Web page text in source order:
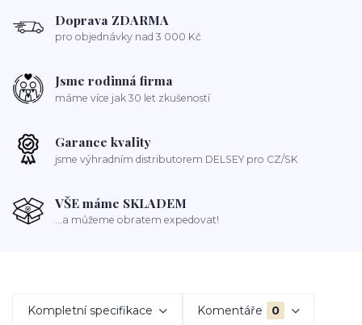
Doprava ZDARMA
pro objednávky nad 3 000 Kč
Jsme rodinná firma
máme více jak 30 let zkušeností
Garance kvality
jsme výhradním distributorem DELSEY pro CZ/SK
VŠE máme SKLADEM
...a můžeme obratem expedovat!
Kompletní specifikace Komentáře 0